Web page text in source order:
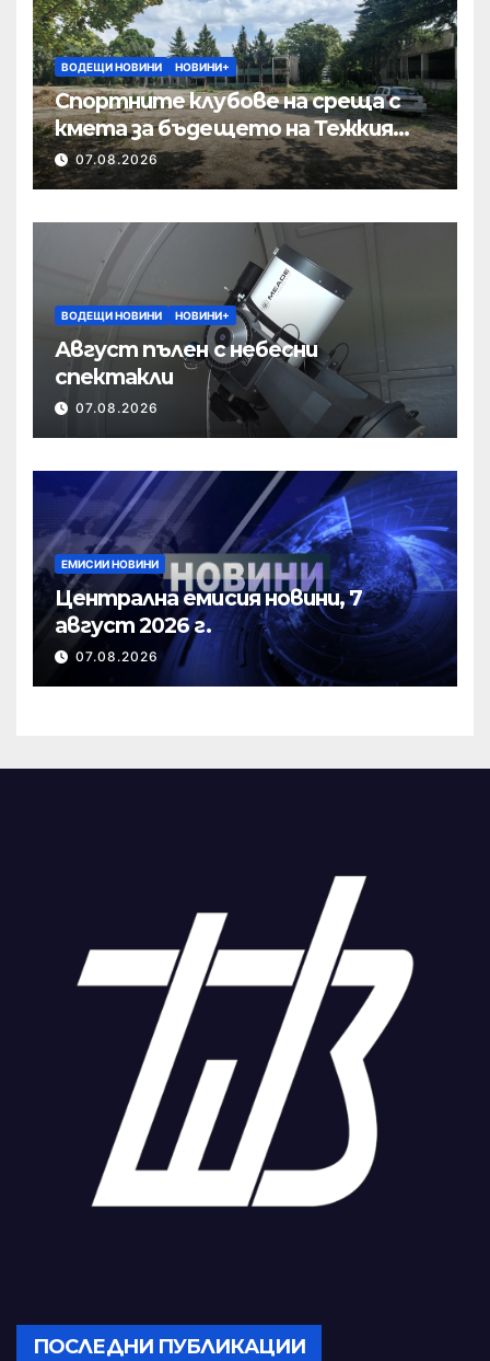
ВОДЕЩИ НОВИНИ НОВИНИ+
Спортните клубове на среща с
кмета за бъдещето на Тежкия
полк
07.08.2026
ВОДЕЩИ НОВИНИ НОВИНИ+
Август пълен с небесни
спектакли
07.08.2026
ЕМИСИИ НОВИНИ
Централна емисия новини, 7
август 2026 г.
07.08.2026
ПОСЛЕДНИ ПУБЛИКАЦИИ